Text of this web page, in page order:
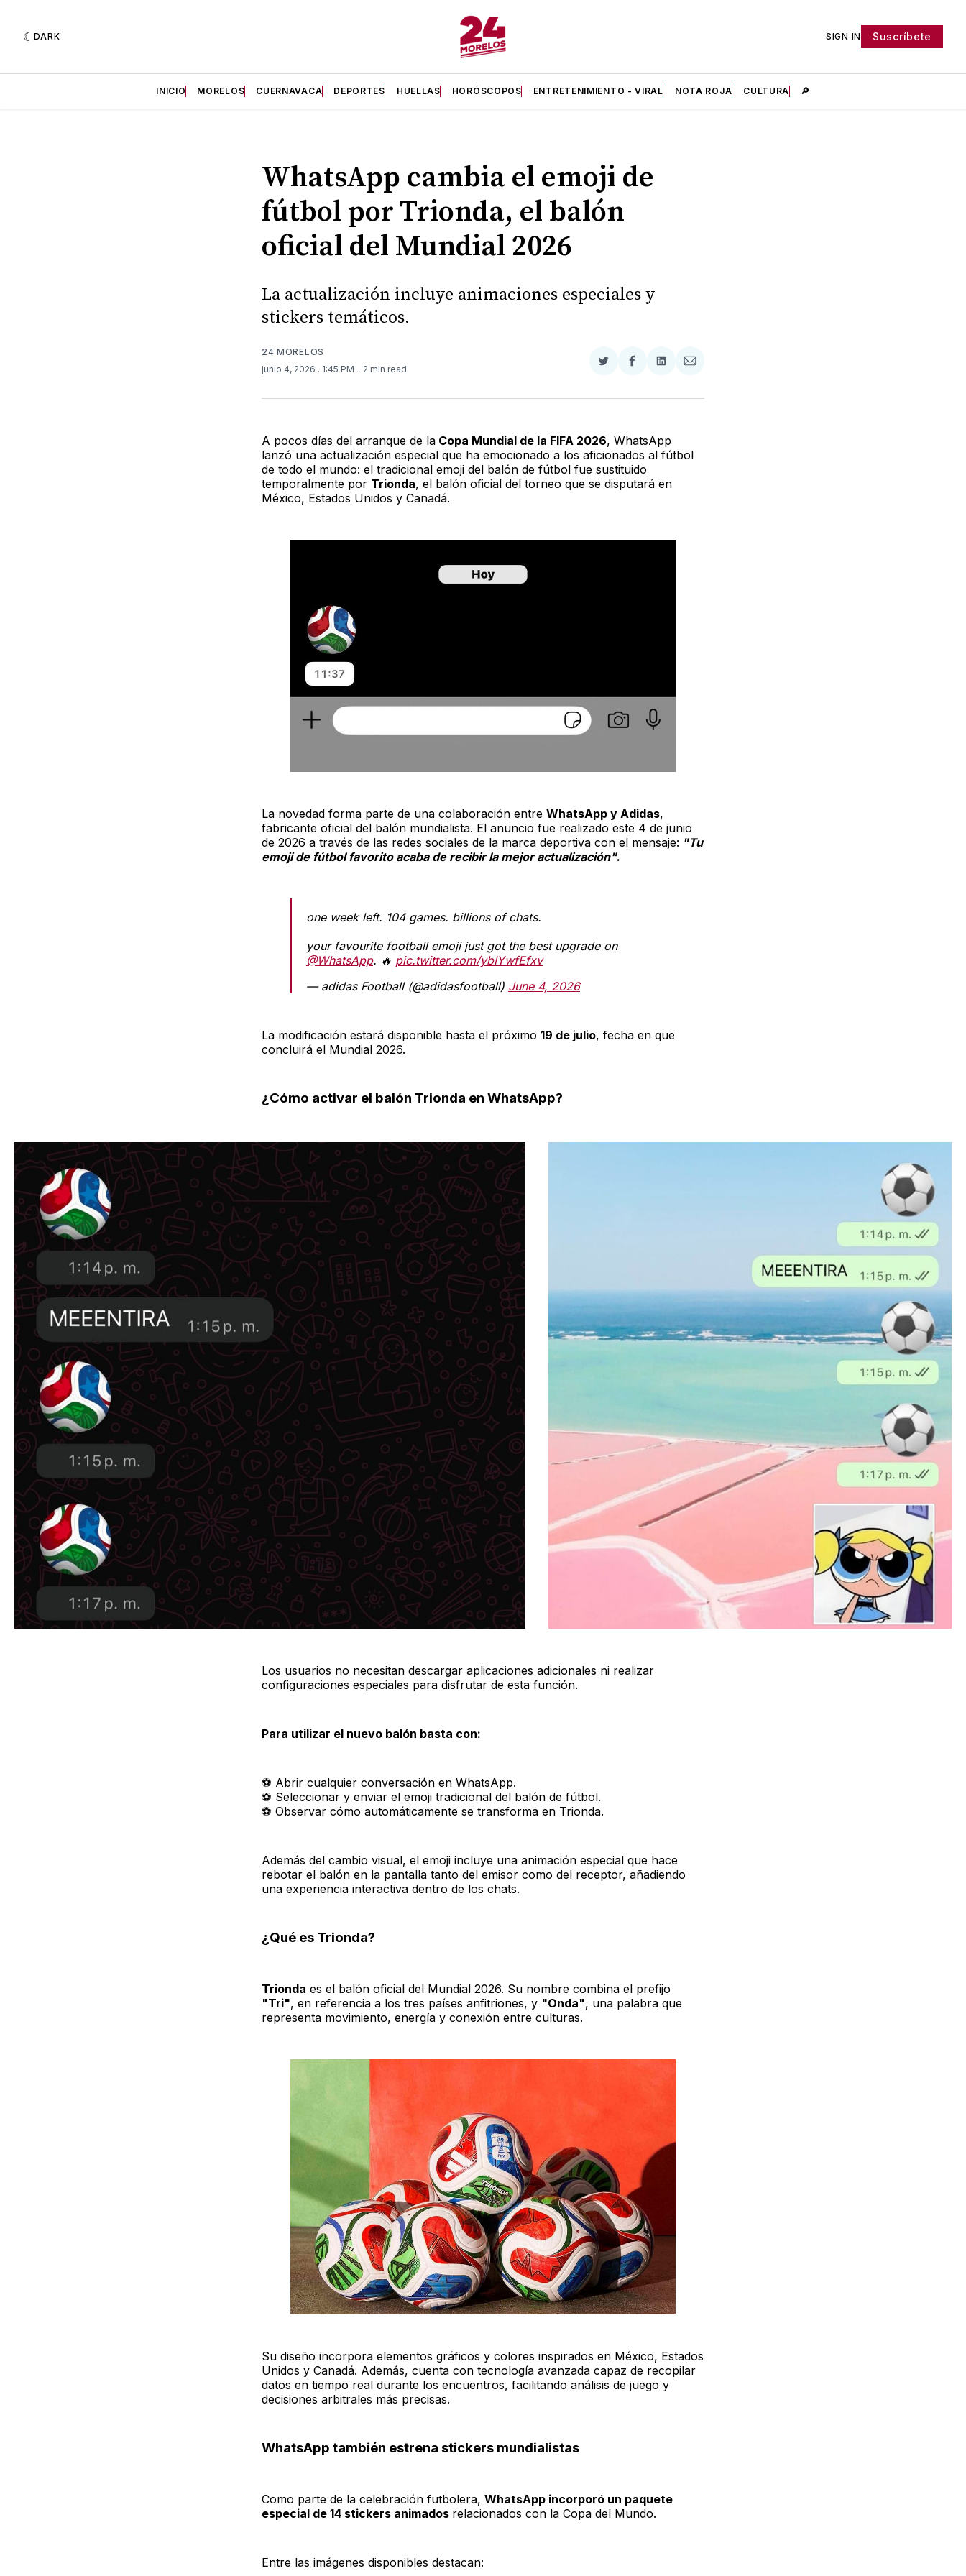
DARK SIGN IN Suscríbete
INICIO MORELOS CUERNAVACA DEPORTES HUELLAS HORÓSCOPOS ENTRETENIMIENTO - VIRAL NOTA ROJA CULTURA 🔎
WhatsApp cambia el emoji de
fútbol por Trionda, el balón
oficial del Mundial 2026
La actualización incluye animaciones especiales y
stickers temáticos.
24 MORELOS
junio 4, 2026 . 1:45 PM - 2 min read
Compartir
Twitter
Compartir
Facebook
Compartir
LinkedIn
Compartir
Email
A pocos días del arranque de laCopa Mundial de la FIFA 2026, WhatsApp
lanzó una actualización especial que ha emocionado a los aficionados al fútbol
de todo el mundo: el tradicional emoji del balón de fútbol fue sustituido
temporalmente por Trionda, el balón oficial del torneo que se disputará en
México, Estados Unidos y Canadá.
La novedad forma parte de una colaboración entre WhatsApp y Adidas,
fabricante oficial del balón mundialista. El anuncio fue realizado este 4 de junio
de 2026 a través de las redes sociales de la marca deportiva con el mensaje: "Tu
emoji de fútbol favorito acaba de recibir la mejor actualización".
one week left. 104 games. billions of chats.
your favourite football emoji just got the best upgrade on
@WhatsApp. 🔥 pic.twitter.com/ybIYwfEfxv
— adidas Football (@adidasfootball) June 4, 2026
La modificación estará disponible hasta el próximo 19 de julio, fecha en que
concluirá el Mundial 2026.
¿Cómo activar el balón Trionda en WhatsApp?
Los usuarios no necesitan descargar aplicaciones adicionales ni realizar
configuraciones especiales para disfrutar de esta función.
Para utilizar el nuevo balón basta con:
⚽ Abrir cualquier conversación en WhatsApp.
⚽ Seleccionar y enviar el emoji tradicional del balón de fútbol.
⚽ Observar cómo automáticamente se transforma en Trionda.
Además del cambio visual, el emoji incluye una animación especial que hace
rebotar el balón en la pantalla tanto del emisor como del receptor, añadiendo
una experiencia interactiva dentro de los chats.
¿Qué es Trionda?
Trionda es el balón oficial del Mundial 2026. Su nombre combina el prefijo
"Tri", en referencia a los tres países anfitriones, y "Onda", una palabra que
representa movimiento, energía y conexión entre culturas.
Su diseño incorpora elementos gráficos y colores inspirados en México, Estados
Unidos y Canadá. Además, cuenta con tecnología avanzada capaz de recopilar
datos en tiempo real durante los encuentros, facilitando análisis de juego y
decisiones arbitrales más precisas.
WhatsApp también estrena stickers mundialistas
Como parte de la celebración futbolera, WhatsApp incorporó un paquete
especial de 14 stickers animados relacionados con la Copa del Mundo.
Entre las imágenes disponibles destacan: